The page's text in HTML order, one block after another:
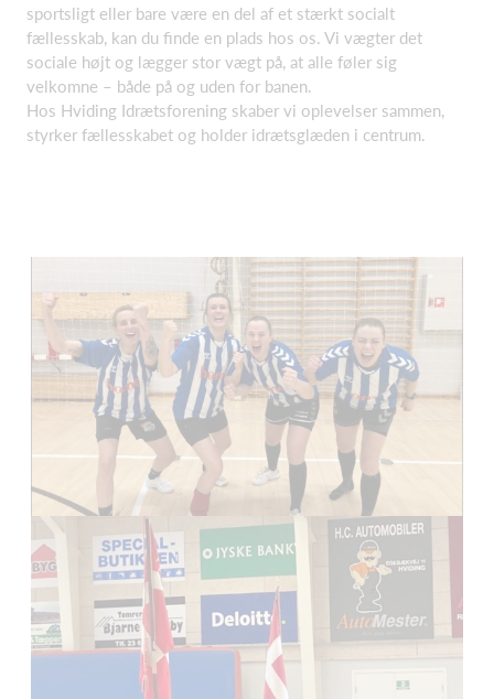
sportsligt eller bare være en del af et stærkt socialt
fællesskab, kan du finde en plads hos os. Vi vægter det
sociale højt og lægger stor vægt på, at alle føler sig
velkomne – både på og uden for banen.
Hos Hviding Idrætsforening skaber vi oplevelser sammen,
styrker fællesskabet og holder idrætsglæden i centrum.